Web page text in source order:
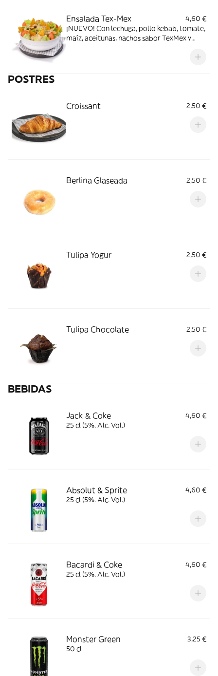
Ensalada Tex-Mex
4,60 €
¡NUEVO! Con lechuga, pollo kebab, tomate,
maíz, aceitunas, nachos sabor TexMex y
POSTRES
Croissant 2,50 €
Berlina Glaseada 2,50 €
Tulipa Yogur 2,50 €
Tulipa Chocolate 2,50 €
BEBIDAS
Jack & Coke
4,60 €
25 cl (5%. Alc. Vol.)
Absolut & Sprite
4,60 €
25 cl (5%. Alc. Vol.)
Bacardi & Coke
4,60 €
25 cl (5%. Alc. Vol.)
Monster Green
3,25 €
50 cl